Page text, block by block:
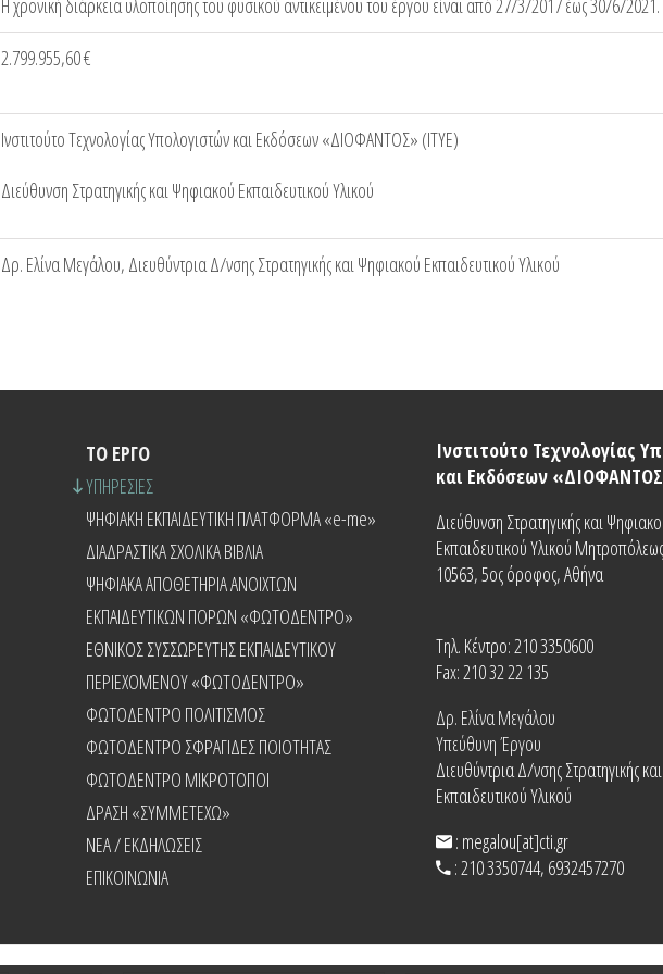
Η χρονική διάρκεια υλοποίησης του φυσικού αντικειμένου του έργου είναι από 27/3/2017 έως 30/6/2021.
2.799.955,60 €
Ινστιτούτο Τεχνολογίας Υπολογιστών και Εκδόσεων «ΔΙΟΦΑΝΤΟΣ» (ΙΤΥΕ)
Διεύθυνση Στρατηγικής και Ψηφιακού Εκπαιδευτικού Υλικού
Δρ. Ελίνα Μεγάλου, Διευθύντρια Δ/νσης Στρατηγικής και Ψηφιακού Εκπαιδευτικού Υλικού
ΤΟ ΕΡΓΟ
ΥΠΗΡΕΣΙΕΣ
ΨΗΦΙΑΚΗ ΕΚΠΑΙΔΕΥΤΙΚΗ ΠΛΑΤΦΟΡΜΑ «e-me»
ΔΙΑΔΡΑΣΤΙΚΑ ΣΧΟΛΙΚΑ ΒΙΒΛΙΑ
ΨΗΦΙΑΚΑ ΑΠΟΘΕΤΗΡΙΑ ΑΝΟΙΧΤΩΝ
ΕΚΠΑΙΔΕΥΤΙΚΩΝ ΠΟΡΩΝ «ΦΩΤΟΔΕΝΤΡΟ»
ΕΘΝΙΚΟΣ ΣΥΣΣΩΡΕΥΤΗΣ ΕΚΠΑΙΔΕΥΤΙΚΟΥ
ΠΕΡΙΕΧΟΜΕΝΟΥ «ΦΩΤΟΔΕΝΤΡΟ»
ΦΩΤΟΔΕΝΤΡΟ ΠΟΛΙΤΙΣΜΟΣ
ΦΩΤΟΔΕΝΤΡΟ ΣΦΡΑΓΙΔΕΣ ΠΟΙΟΤΗΤΑΣ
ΦΩΤΟΔΕΝΤΡΟ ΜΙΚΡΟΤΟΠΟΙ
ΔΡΑΣΗ «ΣΥΜΜΕΤΕΧΩ»
NEA / ΕΚΔΗΛΩΣΕΙΣ
ΕΠΙΚΟΙΝΩΝΙΑ
Ινστιτούτο Τεχνολογίας
και Εκδόσεων
Διεύθυνση Στρατηγικής και
Εκπαιδευτικού Υλικού
10563, 5ος όροφος, Αθήνα
Τηλ. Κέντρο: 210 3350600
Fax: 210 32 22 135
Δρ. Ελίνα Μεγάλου
Υπεύθυνη Έργου
Διευθύντρια Δ/νσης Στρατηγικής
Εκπαιδευτικού Υλικού
: megalou[at]cti.gr
: 210 3350744, 6932457270